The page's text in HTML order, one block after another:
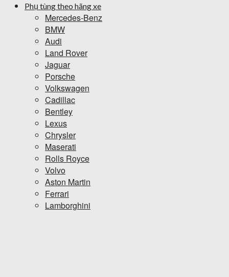
Phụ tùng theo hãng xe
Mercedes-Benz
BMW
Audi
Land Rover
Jaguar
Porsche
Volkswagen
Cadillac
Bentley
Lexus
Chrysler
Maserati
Rolls Royce
Volvo
Aston Martin
Ferrari
Lamborghini